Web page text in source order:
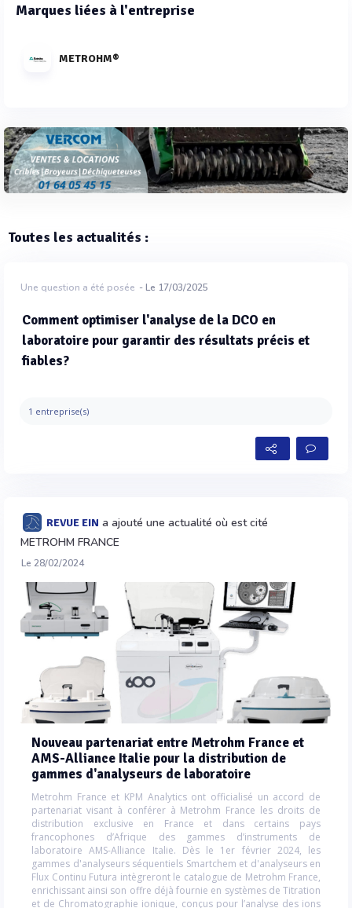
Marques liées à l'entreprise
METROHM®
Toutes les actualités :
Une question a été posée - Le 17/03/2025
Comment optimiser l'analyse de la DCO en
laboratoire pour garantir des résultats précis et
fiables?
1 entreprise(s)
REVUE EIN a ajouté une actualité où est cité
METROHM FRANCE
Le 28/02/2024
Nouveau partenariat entre Metrohm France et
AMS-Alliance Italie pour la distribution de
gammes d'analyseurs de laboratoire
Metrohm France et KPM Analytics ont officialisé un accord de
partenariat visant à conférer à Metrohm France les droits de
distribution exclusive en France et dans certains pays
francophones d’Afrique des gammes d’instruments de
laboratoire AMS-Alliance Italie. Dès le 1er février 2024, les
gammes d'analyseurs séquentiels Smartchem et d'analyseurs en
Flux Continu Futura intègreront le catalogue de Metrohm France,
enrichissant ainsi son offre déjà fournie en systèmes de Titration
et de Chromatographie ionique, conçus pour l’analyse des ions